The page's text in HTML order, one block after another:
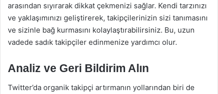
arasından sıyırarak dikkat çekmenizi sağlar. Kendi tarzınızı
ve yaklaşımınızı geliştirerek, takipçilerinizin sizi tanımasını
ve sizinle bağ kurmasını kolaylaştırabilirsiniz. Bu, uzun
vadede sadık takipçiler edinmenize yardımcı olur.
Analiz ve Geri Bildirim Alın
Twitter’da organik takipçi artırmanın yollarından biri de